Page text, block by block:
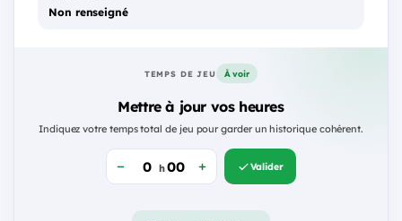
Non renseigné
TEMPS DE JEU À voir
Mettre à jour vos heures
Indiquez votre temps total de jeu pour garder un historique cohérent.
h Valider